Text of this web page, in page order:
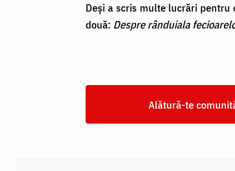
Deși a scris multe lucrări pentru
două: Despre rânduiala
Alătură-te